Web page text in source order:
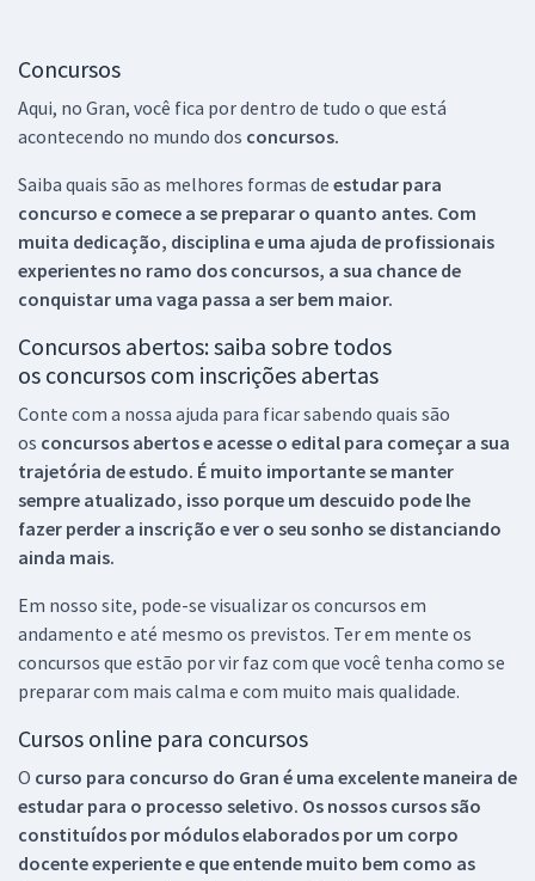
Concursos
Aqui, no Gran, você fica por dentro de tudo o que está
acontecendo no mundo dos concursos.
Saiba quais são as melhores formas de estudar para
concurso e comece a se preparar o quanto antes. Com
muita dedicação, disciplina e uma ajuda de profissionais
experientes no ramo dos concursos, a sua chance de
conquistar uma vaga passa a ser bem maior.
Concursos abertos: saiba sobre todos
os concursos com inscrições abertas
Conte com a nossa ajuda para ficar sabendo quais são
os concursos abertos e acesse o edital para começar a sua
trajetória de estudo. É muito importante se manter
sempre atualizado, isso porque um descuido pode lhe
fazer perder a inscrição e ver o seu sonho se distanciando
ainda mais.
Em nosso site, pode-se visualizar os concursos em
andamento e até mesmo os previstos. Ter em mente os
concursos que estão por vir faz com que você tenha como se
preparar com mais calma e com muito mais qualidade.
Cursos online para concursos
O curso para concurso do Gran é uma excelente maneira de
estudar para o processo seletivo. Os nossos cursos são
constituídos por módulos elaborados por um corpo
docente experiente e que entende muito bem como as